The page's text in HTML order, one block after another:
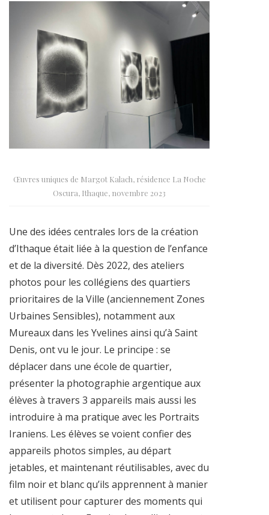
Œuvres uniques de Margot Kalach, résidence La Noche
Oscura, Ithaque, novembre 2023
Une des idées centrales lors de la création
d’Ithaque était liée à la question de l’enfance
et de la diversité. Dès 2022, des ateliers
photos pour les collégiens des quartiers
prioritaires de la Ville (anciennement Zones
Urbaines Sensibles), notamment aux
Mureaux dans les Yvelines ainsi qu’à Saint
Denis, ont vu le jour. Le principe : se
déplacer dans une école de quartier,
présenter la photographie argentique aux
élèves à travers 3 appareils mais aussi les
introduire à ma pratique avec les Portraits
Iraniens. Les élèves se voient confier des
appareils photos simples, au départ
jetables, et maintenant réutilisables, avec du
film noir et blanc qu’ils apprennent à manier
et utilisent pour capturer des moments qui